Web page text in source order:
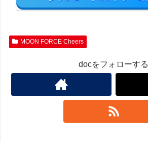
MOON FORCE Cheers
docをフォローする